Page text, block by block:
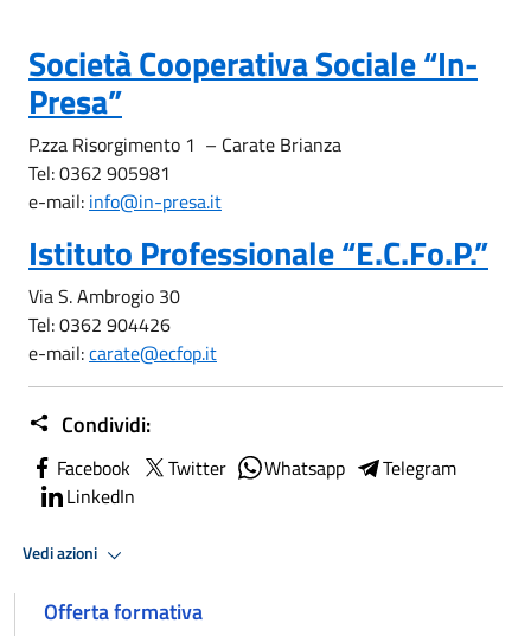
Società Cooperativa Sociale “In-
Presa”
P.zza Risorgimento 1 – Carate Brianza
Tel: 0362 905981
e-mail: info@in-presa.it
Istituto Professionale “E.C.Fo.P.”
Via S. Ambrogio 30
Tel: 0362 904426
e-mail:carate@ecfop.it
Condividi:
Facebook Twitter Whatsapp
Telegram
LinkedIn
Vedi azioni
Offerta formativa